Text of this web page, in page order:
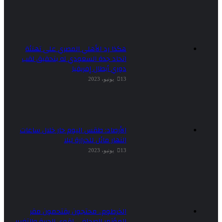
هكذا رد الأهلي المصري على تهنئة
اتحاد جدة السعودي له بتحقيق لقب
دوري أبطال إفريقيا
الأرصاد: طقس اليوم حار خلال ساعات
النهار مائل للحرارة ليلا
الخرطوم.. محتجون يقتحمون مقر